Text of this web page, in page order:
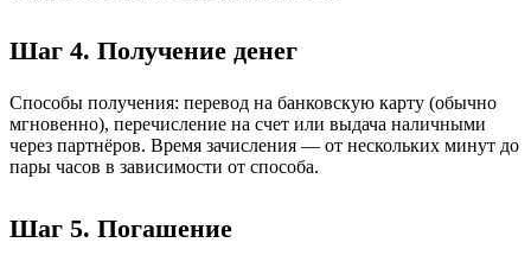
Шаг 4. Получение денег
Способы получения: перевод на банковскую карту (обычно
мгновенно), перечисление на счет или выдача наличными
через партнёров. Время зачисления — от нескольких минут до
пары часов в зависимости от способа.
Шаг 5. Погашение